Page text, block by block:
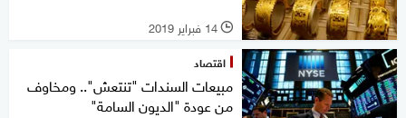
l 14 فبراير 2019
اقتصاد
مبيعات السندات "تنتعش".. ومخاوف
من عودة "الديون السامة"